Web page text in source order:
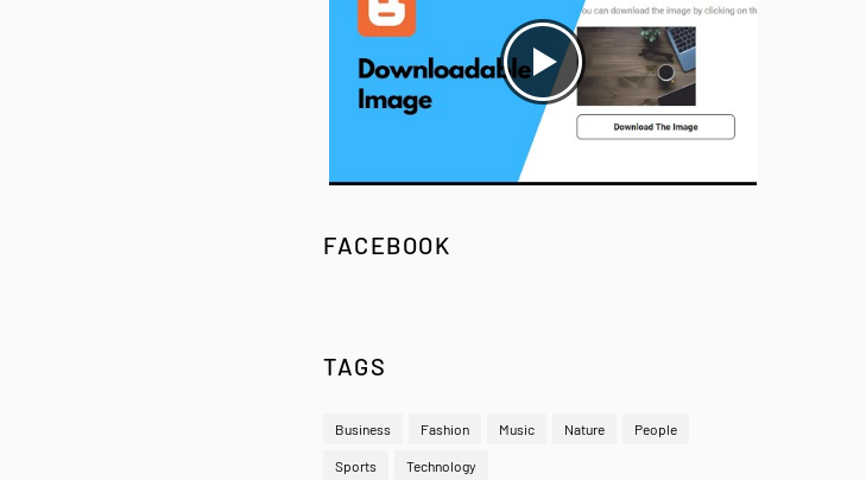
FACEBOOK
TAGS
Business Fashion Music Nature People
Sports Technology